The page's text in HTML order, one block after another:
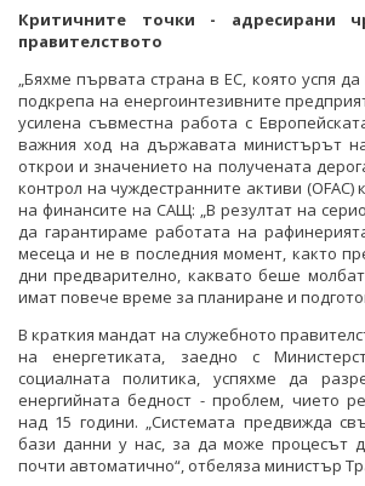
Критичните точки - адресирани
правителството
„Бяхме първата страна в ЕС, която успя
подкрепа на енергоинтезивните
усилена съвместна работа с
важния ход на държавата министърът
открои и значението на получената
контрол на чуждестранните активи
на финансите на САЩ: „В резултат на
да гарантираме работата на
месеца и не в последния момент, както
дни предварително, каквато беше
имат повече време за планиране и
В краткия мандат на служебното
на енергетиката, заедно с
социалната политика, успяхме да
енергийната бедност - проблем, чието
над 15 години. „Системата предвижда
бази данни у нас, за да може процесът
почти автоматично“, отбеляза министър